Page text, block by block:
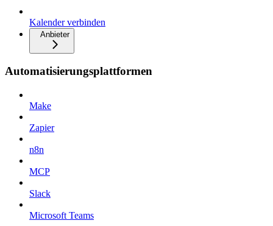
Kalender verbinden
Anbieter
Automatisierungsplattformen
Make
Zapier
n8n
MCP
Slack
Microsoft Teams